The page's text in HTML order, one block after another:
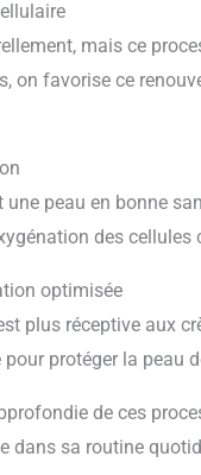
mais ce
on favorise ce
une peau en bonne
des
optimisée
plus réceptive aux
protéger la peau
de ces
dans sa routine